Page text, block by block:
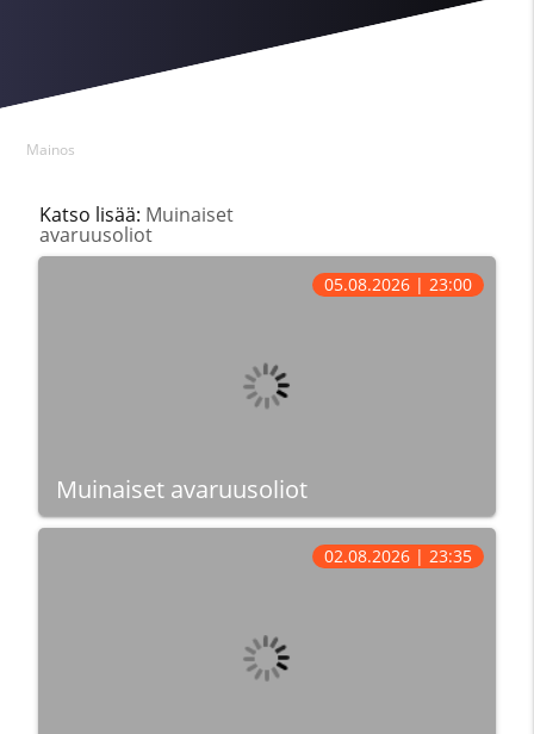
Mainos
Katso lisää: Muinaiset
avaruusoliot
Muinaiset avaruusoliot
05.08.2026 | 23:00
02.08.2026 | 23:35